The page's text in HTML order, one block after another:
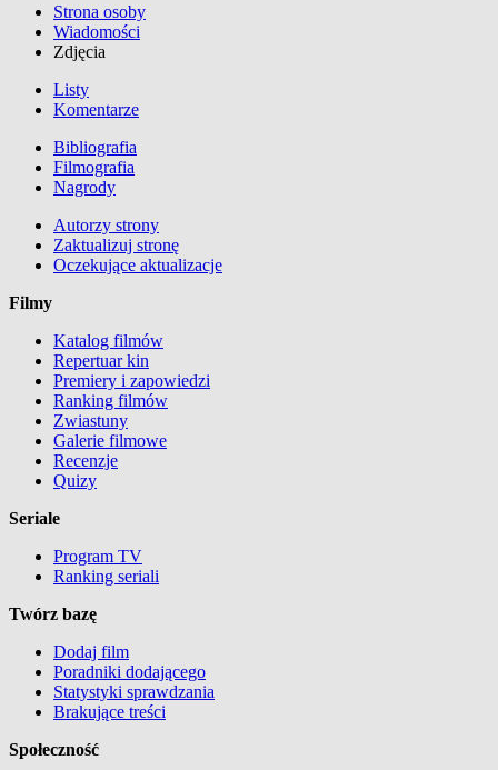
Strona osoby
Wiadomości
Zdjęcia
Listy
Komentarze
Bibliografia
Filmografia
Nagrody
Autorzy strony
Zaktualizuj stronę
Oczekujące aktualizacje
Filmy
Katalog filmów
Repertuar kin
Premiery i zapowiedzi
Ranking filmów
Zwiastuny
Galerie filmowe
Recenzje
Quizy
Seriale
Program TV
Ranking seriali
Twórz bazę
Dodaj film
Poradniki dodającego
Statystyki sprawdzania
Brakujące treści
Społeczność